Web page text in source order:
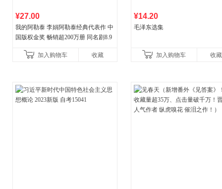
¥27.00
我的阿勒泰 李娟阿勒泰经典代表作 中
国版权金奖 畅销超200万册 同名剧8.9
加入购物车
收藏
¥14.20
毛泽东选集
加入购物车 收藏